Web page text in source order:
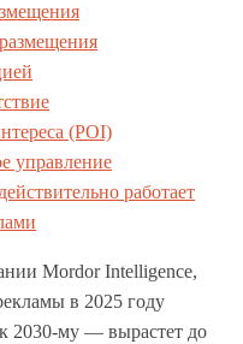
(POI)
управление
работает
Mordor Intelligence,
в 2025 году
2030-му — вырастет до